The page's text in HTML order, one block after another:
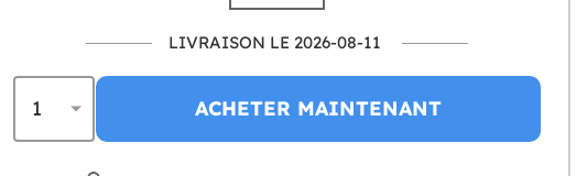
LIVRAISON LE 2026-08-11
ACHETER MAINTENANT